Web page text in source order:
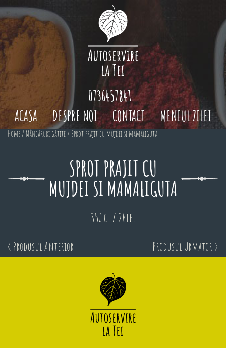
ACASA DESPRE NOI CONTACT MENIUL ZILEI
0736457841
Home / Mâncăruri gătite / Sprot prajit cu mujdei si mamaliguta
SPROT PRAJIT CU
MUJDEI SI MAMALIGUTA
350 g. / 26lei
< Produsul Anterior Produsul Urmator >